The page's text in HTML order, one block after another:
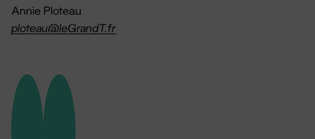
Annie Ploteau
ploteau@leGrandT.fr